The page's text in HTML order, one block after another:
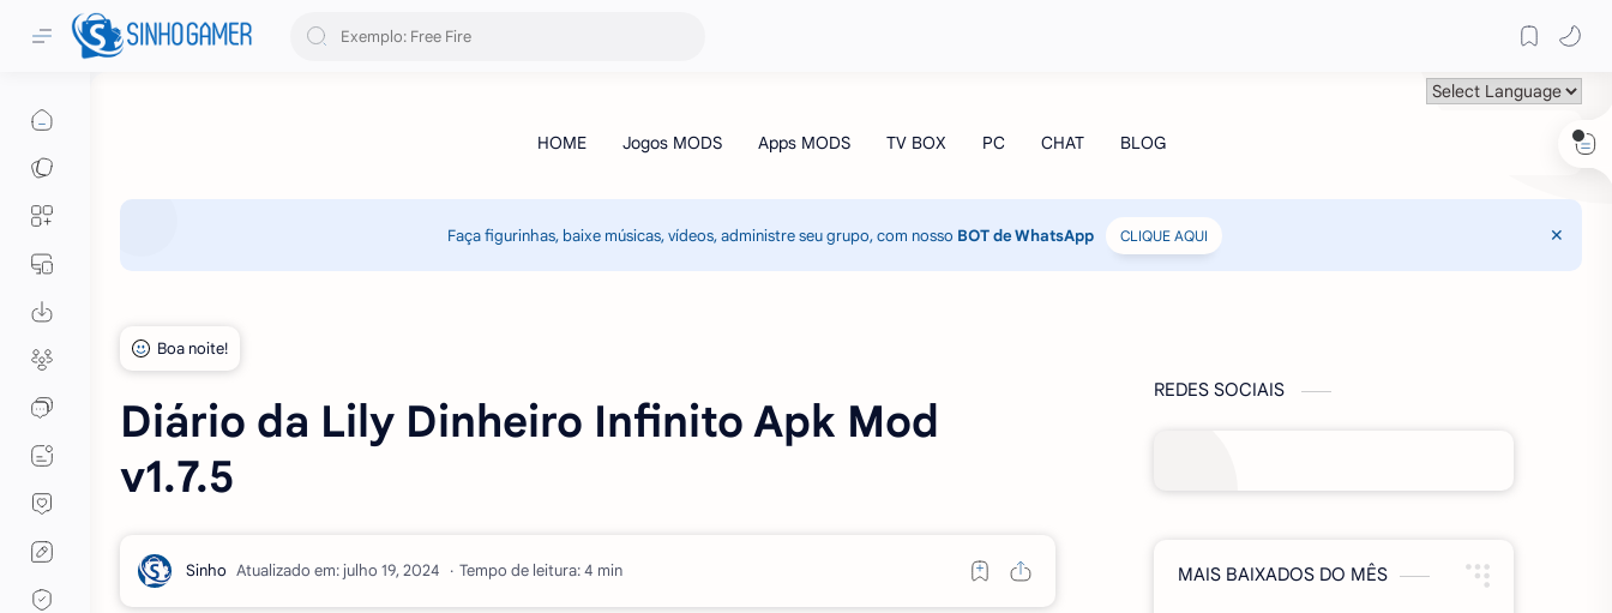
Faça figurinhas, baixe músicas, vídeos, administre seu grupo, com nosso BOT de WhatsApp CLIQUE AQUI
Diário da Lily Dinheiro Infinito Apk Mod
v1.7.5
Atualizado em: Tempo de leitura: 4 min
REDES SOCIAIS
MAIS BAIXADOS DO MÊS